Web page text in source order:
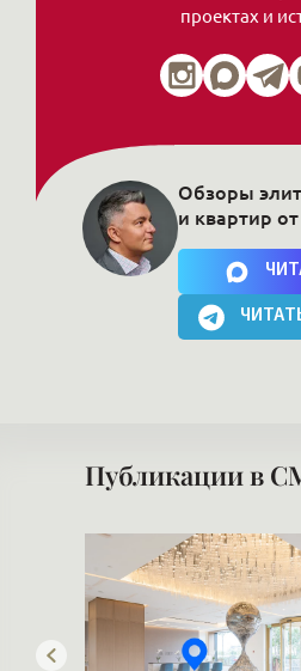
проектах и
Нажимая на кнопку, Вы
Обзоры
и квартир
Публикации в